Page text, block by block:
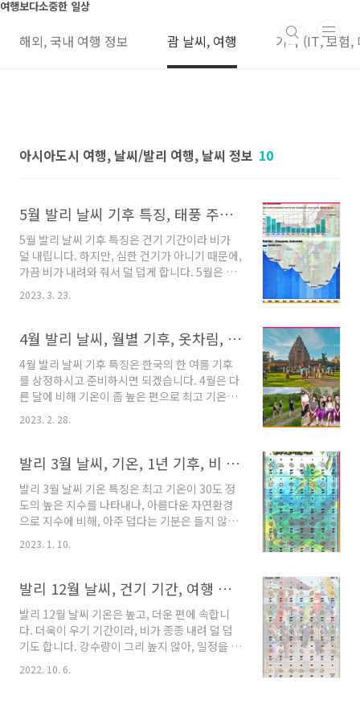
본문 바로가기
여행보다소중한 일상
해외, 국내 여행 정보 괌 날씨, 여행 기타 (IT, 보험,
아시아도시 여행, 날씨/발리 여행, 날씨 정보 10
5월 발리 날씨 기후 특징, 태풍 주기, 건기 강수량, 복장, esim, 숙소 가격
5월 발리 날씨 기후 특징은 건기 기간이라 비가
덜 내립니다. 하지만, 심한 건기가 아니기 때문에,
가끔 비가 내려와 줘서 덜 덥게 합니다. 5월은 한
낮의 기온은 30도를 상회하나, 일교차가 커서, 저
녁에는 서늘한 경우도 가끔입니다. 자카르타 날
씨 특성을 간단히 이해할려면 1년 내내 여름 기후
를 가진다고 보시면 되겠습니다. 여행에 필요한
날씨 정보 위주로 데이터와 함께 정리를 했습니
다. 어디를 여행가던, 기후 정보를
tripeditor.tistory.com 5월 발리 날씨 기후 이
달의 기후 데이터입니다. 오랜 기간의 기상 자료
낮 가장 기온이 높은 순간, 아래의..
2023. 3. 23.
4월 발리 날씨, 월별 기후, 옷차림, 건기 기간 강우량, 물 온도, esim, 항공료
4월 발리 날씨 기후 특징은 한국의 한 여름 기후
를 상정하시고 준비하시면 되겠습니다. 4월은 다
른 달에 비해 기온이 좀 높은 편으로 최고 기온이
30도를 상회합니다. 기온은 좀 높지만, 건기 기간
이라, 비가 적게 옵니다. 자카르타 날씨, 여행옷차
단히 이해할려면 1년 내내 여름 기후를 가진다고
보시면 되겠습니다. 여행에 필요한 날씨 정보 위
주로 데이터와 함께 정리를 했습니다. 어디를 여
행가던, 기후 정보를 tripeditor.tistory.com 4
월 발리 날씨 기후 4월의 발리 기후입니다. 일별
로 2개의 지수가 있습니다. 위는 최고 기온, 아래
녁 기온으로 ..
2023. 2. 28.
발리 3월 날씨, 기온, 1년 기후, 비 강수량, 수영 물 온도, 옷, 유심, 호텔 가격
발리 3월 날씨 기온 특징은 최고 기온이 30도 정
도의 높은 지수를 나타내나, 아름다운 자연환경
으로 지수에 비해, 아주 덥다는 기분은 들지 않습
니다. 여행에 필요한 필수 기후 정보, 비 강수량,
수영 물온도, 옷, 유심, 호텔 가격 정보 정리입니
기간, 유심, 호텔 숙소 가격 2월 발리 날씨 기후 2
월 발리 날씨, 월별 기후 기온은 1년 내내 거의 비
슷한 수준을 유지하고 있습니다. 여름 기온이나,
우기 기간이라 아침, 저녁 선선한 경우가 종종 있
습니다. 아래는 2023년 2월
tripeditor.tistory.com 발리 3월 날씨 기온 이
2023. 1. 10.
발리 12월 날씨, 건기 기간, 여행 복장, 강수량, 심카드 가격 정보
발리 12월 날씨 기온은 높고, 더운 편에 속합니
다. 더욱이 우기 기간이라, 비가 종종 내려 덜 덥
기도 합니다. 강수량이 그리 높지 않아, 일정을 보
복장, 심카드, 건기 기간, 심카드 정보도 알아보겠
2022. 10. 6.